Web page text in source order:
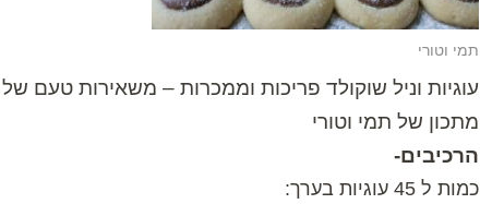
תמי וטורי
עוגיות וניל שוקולד פריכות וממכרות – משאירות טעם
מתכון של תמי וטורי
הרכיבים-
כמות ל 45 עוגיות בערך: